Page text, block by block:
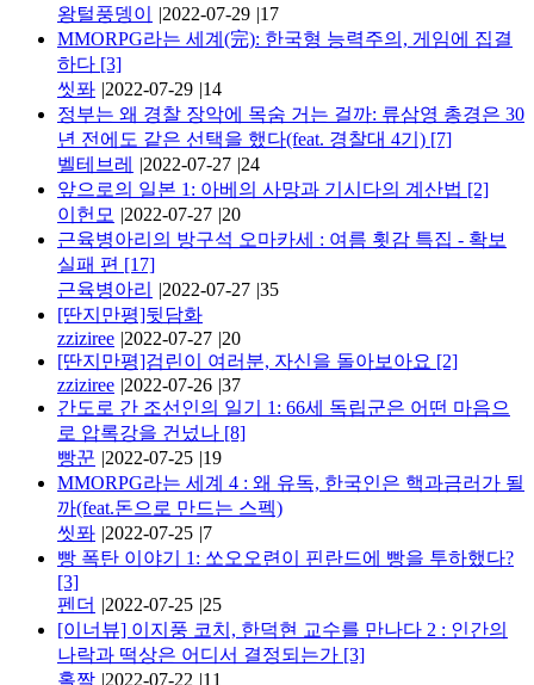
왕털풍뎅이
|2022-07-29 |17
MMORPG라는 세계(完): 한국형 능력주의, 게임에 집결
하다 [3]
씻퐈 |2022-07-29 |14
정부는 왜 경찰 장악에 목숨 거는 걸까: 류삼영 총경은 30
년 전에도 같은 선택을 했다(feat. 경찰대 4기) [7]
벨테브레
|2022-07-27 |24
앞으로의 일본 1: 아베의 사망과 기시다의 계산법 [2]
이헌모 |2022-07-27 |20
근육병아리의 방구석 오마카세 : 여름 횟감 특집 - 확보
실패 편 [17]
근육병아리
|2022-07-27 |35
[딴지만평]뒷담화
zziziree |2022-07-27 |20
[딴지만평]검린이 여러분, 자신을 돌아보아요 [2]
zziziree |2022-07-26 |37
간도로 간 조선인의 일기 1: 66세 독립군은 어떤 마음으
로 압록강을 건넜나 [8]
빵꾼 |2022-07-25 |19
MMORPG라는 세계 4 : 왜 유독, 한국인은 핵과금러가 될
까(feat.돈으로 만드는 스펙)
씻퐈 |2022-07-25 |7
빵 폭탄 이야기 1: 쏘오오련이 핀란드에 빵을 투하했다?
[3]
펜더 |2022-07-25 |25
[이너뷰] 이지풍 코치, 한덕현 교수를 만나다 2 : 인간의
나락과 떡상은 어디서 결정되는가 [3]
홀짝 |2022-07-22 |11